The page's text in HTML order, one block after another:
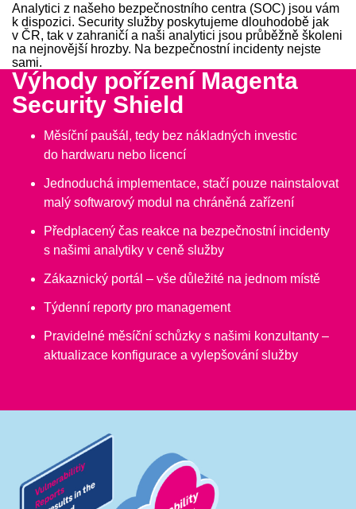
Analytici z našeho bezpečnostního centra (SOC) jsou vám
k dispozici. Security služby poskytujeme dlouhodobě jak
v ČR, tak v zahraničí a naši analytici jsou průběžně školeni
na nejnovější hrozby. Na bezpečnostní incidenty nejste
sami.
Výhody pořízeníMagenta
Security Shield
Měsíční paušál, tedy bez nákladných investic
do hardwaru nebo licencí
Jednoduchá implementace, stačí pouze nainstalovat
malý softwarový modul na chráněná zařízení
Předplacený čas reakce na bezpečnostní incidenty
s našimi analytiky v ceně služby
Zákaznický portál – vše důležité na jednom místě
Týdenní reporty pro management
Pravidelné měsíční schůzky s našimi konzultanty –
aktualizace konfigurace a vylepšování služby